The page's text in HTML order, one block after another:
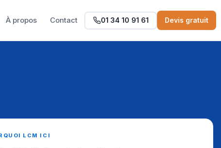
À propos Contact 01 34 10 91 61 Devis gratuit
LCM ICI